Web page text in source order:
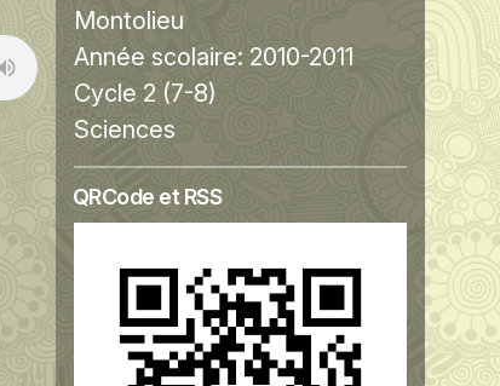
Montolieu
Année scolaire: 2010-2011
Cycle 2 (7-8)
Sciences
QRCode et RSS